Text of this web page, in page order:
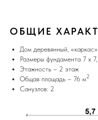
ОБЩИЕ
Дом деревянный, «каркас»
Размеры фундамента 7 х
Этажность – 2 этаж
Общая площадь – 76 м2
Санузлов: 2